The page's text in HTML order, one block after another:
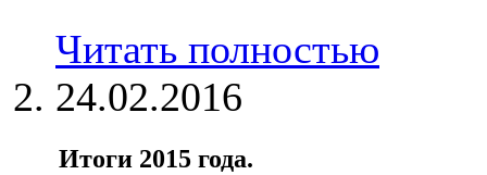
Читать полностью
24.02.2016
Итоги 2015 года.